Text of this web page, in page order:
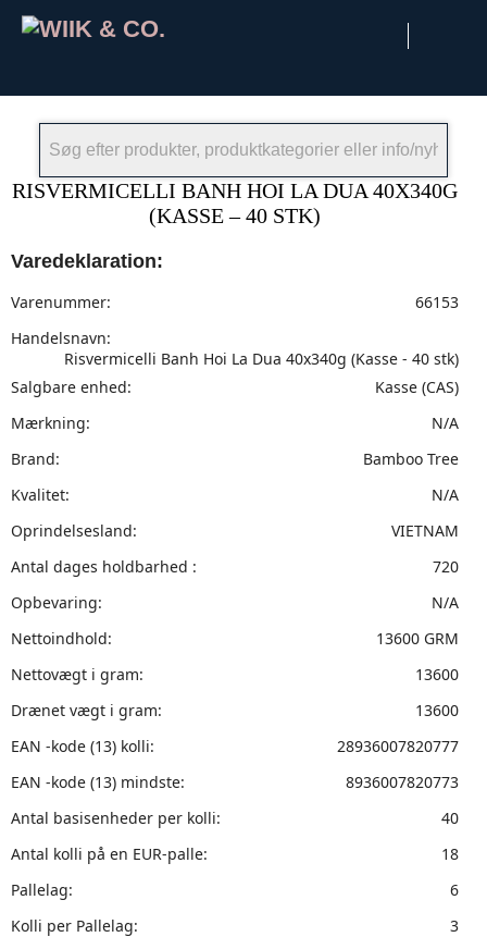
RISVERMICELLI BANH HOI LA DUA 40X340G
(KASSE – 40 STK)
Varedeklaration:
Varenummer:
66153
Handelsnavn:
Risvermicelli Banh Hoi La Dua 40x340g (Kasse - 40 stk)
Salgbare enhed:
Kasse (CAS)
Mærkning:
N/A
Brand:
Bamboo Tree
Kvalitet:
N/A
Oprindelsesland:
VIETNAM
Antal dages holdbarhed :
720
Opbevaring:
N/A
Nettoindhold:
13600 GRM
Nettovægt i gram:
13600
Drænet vægt i gram:
13600
EAN -kode (13) kolli:
28936007820777
EAN -kode (13) mindste:
8936007820773
Antal basisenheder per kolli:
40
Antal kolli på en EUR-palle:
18
Pallelag:
6
Kolli per Pallelag:
3